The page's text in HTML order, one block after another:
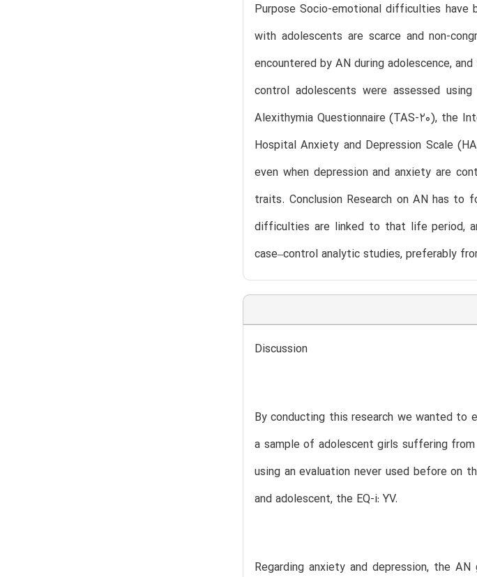
Purpose Socio-emotional difficulties have
with adolescents are scarce and non-
encountered by AN during adolescence,
control adolescents were assessed
Alexithymia Questionnaire (TAS-20), the
Hospital Anxiety and Depression Scale
even when depression and anxiety are
traits. Conclusion Research on AN has
difficulties are linked to that life period,
case–control analytic studies, preferably
Discussion
By conducting this research we wanted to
a sample of adolescent girls suffering
using an evaluation never used before on
and adolescent, the EQ-i: YV.
Regarding anxiety and depression, the